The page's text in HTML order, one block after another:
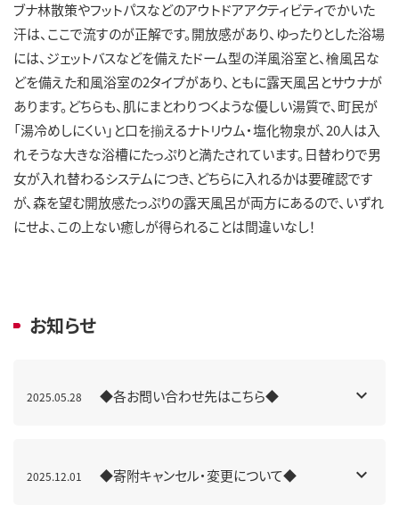
ブナ林散策やフットパスなどのアウトドアアクティビティでかいた
汗は、ここで流すのが正解です。開放感があり、ゆったりとした浴場
には、ジェットバスなどを備えたドーム型の洋風浴室と、檜風呂な
どを備えた和風浴室の2タイプがあり、ともに露天風呂とサウナが
あります。どちらも、肌にまとわりつくような優しい湯質で、町民が
「湯冷めしにくい」と口を揃えるナトリウム・塩化物泉が、20人は入
れそうな大きな浴槽にたっぷりと満たされています。日替わりで男
女が入れ替わるシステムにつき、どちらに入れるかは要確認です
が、森を望む開放感たっぷりの露天風呂が両方にあるので、いずれ
にせよ、この上ない癒しが得られることは間違いなし！
お知らせ
2025.05.28 ◆各お問い合わせ先はこちら◆
2025.12.01 ◆寄附キャンセル・変更について◆